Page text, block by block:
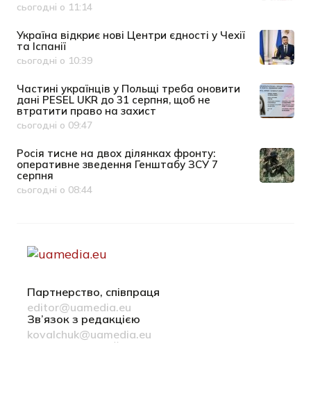
Дата публікації
сьогодні о 11:14
Україна відкриє нові Центри єдності у Чехії
та Іспанії
Дата публікації
сьогодні о 10:39
Частині українців у Польщі треба оновити
дані PESEL UKR до 31 серпня, щоб не
втратити право на захист
Дата публікації
сьогодні о 09:47
Росія тисне на двох ділянках фронту:
оперативне зведення Генштабу ЗСУ 7
серпня
Дата публікації
сьогодні о 08:44
Партнерство, співпраця
editor@uamedia.eu
Зв’язок з редакцією
kovalchuk@uamedia.eu
Новини компаній